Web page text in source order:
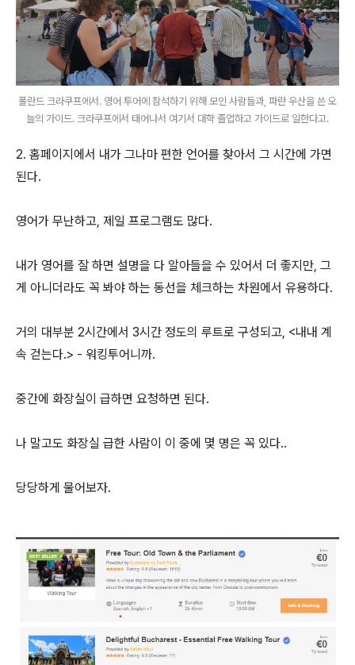
폴란드 크라쿠프에서. 영어 투어에 참석하기 위해 모인 사람들과, 파란 우산을 쓴 오
늘의 가이드. 크라쿠프에서 태어나서 여기서 대학 졸업하고 가이드로 일한다고.
2. 홈페이지에서 내가 그나마 편한 언어를 찾아서 그 시간에 가면
된다.
영어가 무난하고, 제일 프로그램도 많다.
내가 영어를 잘 하면 설명을 다 알아들을 수 있어서 더 좋지만, 그
게 아니더라도 꼭 봐야 하는 동선을 체크하는 차원에서 유용하다.
거의 대부분 2시간에서 3시간 정도의 루트로 구성되고, <내내 계
속 걷는다.> - 워킹투어니까.
중간에 화장실이 급하면 요청하면 된다.
나 말고도 화장실 급한 사람이 이 중에 몇 명은 꼭 있다..
당당하게 물어보자.